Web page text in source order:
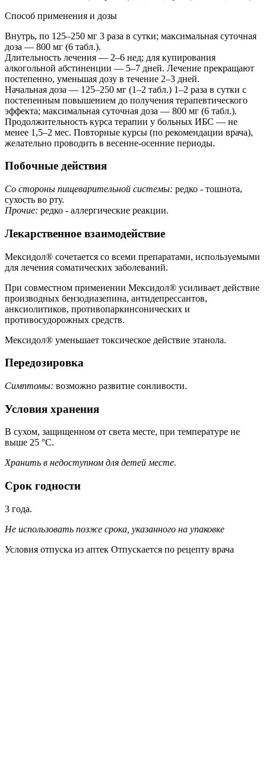
Способ применения и дозы
Внутрь, по 125–250 мг 3 раза в сутки; максимальная суточная
доза — 800 мг (6 табл.).
Длительность лечения — 2–6 нед; для купирования
алкогольной абстиненции — 5–7 дней. Лечение прекращают
постепенно, уменьшая дозу в течение 2–3 дней.
Начальная доза — 125–250 мг (1–2 табл.) 1–2 раза в сутки с
постепенным повышением до получения терапевтического
эффекта; максимальная суточная доза — 800 мг (6 табл.).
Продолжительность курса терапии у больных ИБС — не
менее 1,5–2 мес. Повторные курсы (по рекомендации врача),
желательно проводить в весенне-осенние периоды.
Побочные действия
Со стороны пищеварительной системы: редко - тошнота,
сухость во рту.
Прочие: редко - аллергические реакции.
Лекарственное взаимодействие
Мексидол® сочетается со всеми препаратами, используемыми
для лечения соматических заболеваний.
При совместном применении Мексидол® усиливает действие
производных бензодиазепина, антидепрессантов,
анксиолитиков, противопаркинсонических и
противосудорожных средств.
Мексидол® уменьшает токсическое действие этанола.
Передозировка
Симптомы: возможно развитие сонливости.
Условия хранения
В сухом, защищенном от света месте, при температуре не
выше 25 °C.
Хранить в недоступном для детей месте.
Срок годности
3 года.
Не использовать позже срока, указанного на упаковке
Условия отпуска из аптек Отпускается по рецепту врача